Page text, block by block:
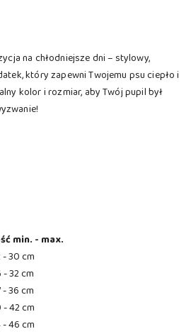
na chłodniejsze dni – stylowy,
który zapewni Twojemu psu ciepło i
kolor i rozmiar, aby Twój pupil był
min. - max.
- 30 cm
- 32 cm
- 36 cm
- 42 cm
- 46 cm